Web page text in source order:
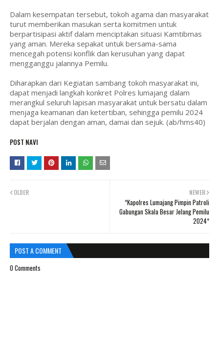
Dalam kesempatan tersebut, tokoh agama dan masyarakat
turut memberikan masukan serta komitmen untuk
berpartisipasi aktif dalam menciptakan situasi Kamtibmas
yang aman. Mereka sepakat untuk bersama-sama
mencegah potensi konflik dan kerusuhan yang dapat
mengganggu jalannya Pemilu.
Diharapkan dari Kegiatan sambang tokoh masyarakat ini,
dapat menjadi langkah konkret Polres lumajang dalam
merangkul seluruh lapisan masyarakat untuk bersatu dalam
menjaga keamanan dan ketertiban, sehingga pemilu 2024
dapat berjalan dengan aman, damai dan sejuk. (ab/hms40)
POST NAVI
NEWER
*Kapolres Lumajang Pimpin Patroli
Gabungan Skala Besar Jelang Pemilu
2024*
OLDER
POST A COMMENT
0 Comments